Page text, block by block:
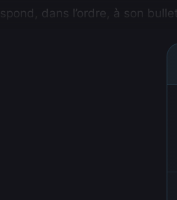
dans l’ordre, à son